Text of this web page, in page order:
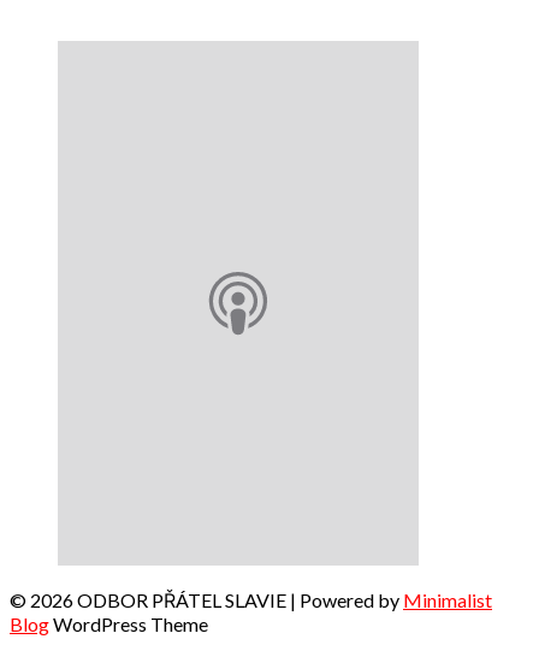
© 2026 ODBOR PŘÁTEL SLAVIE | Powered by Minimalist
BlogWordPress Theme